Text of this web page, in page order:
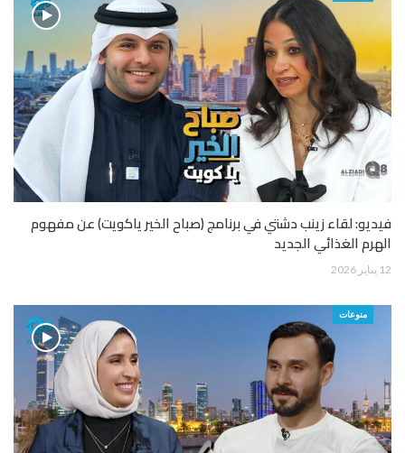
فيديو: لقاء زينب دشتي في برنامج (صباح الخير ياكويت) عن مفهوم
الهرم الغذائي الجديد
12 يناير 2026
منوعات